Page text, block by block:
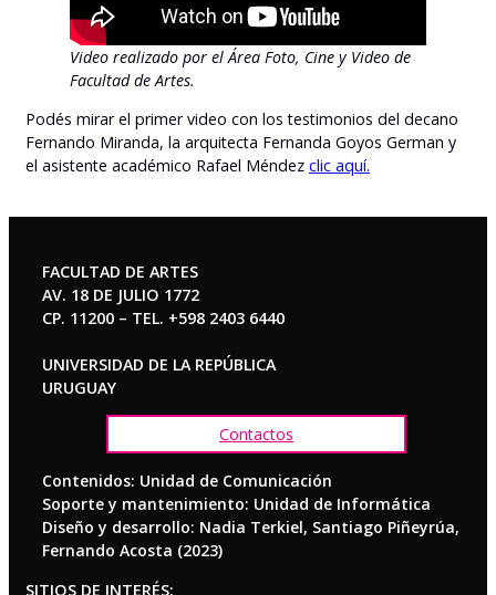
Video realizado por el Área Foto, Cine y Video de
Facultad de Artes.
Podés mirar el primer video con los testimonios del decano
Fernando Miranda, la arquitecta Fernanda Goyos German y
el asistente académico Rafael Méndez clic aquí.
FACULTAD DE ARTES
AV. 18 DE JULIO 1772
CP. 11200 – TEL. +598 2403 6440
UNIVERSIDAD DE LA REPÚBLICA
URUGUAY
Contactos
Contenidos: Unidad de Comunicación
Soporte y mantenimiento: Unidad de Informática
Diseño y desarrollo: Nadia Terkiel, Santiago Piñeyrúa,
Fernando Acosta (2023)
SITIOS DE INTERÉS: